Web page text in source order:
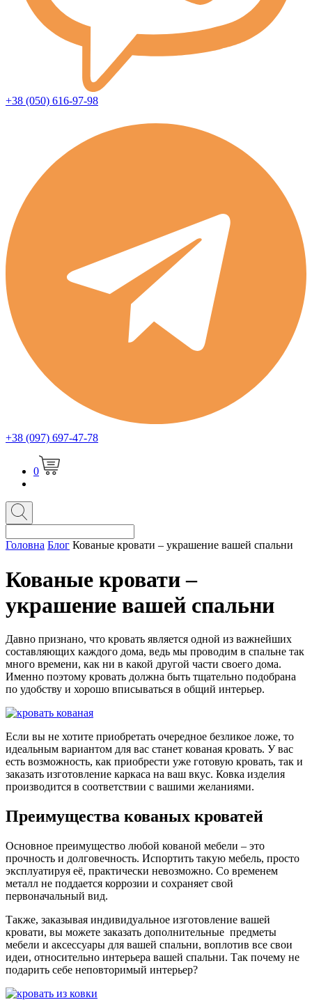
+38 (050) 616-97-98
+38 (097) 697-47-78
0
Головна Блог Кованые кровати – украшение вашей спальни
Кованые кровати –
украшение вашей спальни
Давно признано, что кровать является одной из важнейших
составляющих каждого дома, ведь мы проводим в спальне так
много времени, как ни в какой другой части своего дома.
Именно поэтому кровать должна быть тщательно подобрана
по удобству и хорошо вписываться в общий интерьер.
Если вы не хотите приобретать очередное безликое ложе, то
идеальным вариантом для вас станет кованая кровать. У вас
есть возможность, как приобрести уже готовую кровать, так и
заказать изготовление каркаса на ваш вкус. Ковка изделия
производится в соответствии с вашими желаниями.
Преимущества кованых кроватей
Основное преимущество любой кованой мебели – это
прочность и долговечность. Испортить такую мебель, просто
эксплуатируя её, практически невозможно. Со временем
металл не поддается коррозии и сохраняет свой
первоначальный вид.
Также, заказывая индивидуальное изготовление вашей
кровати, вы можете заказать дополнительные предметы
мебели и аксессуары для вашей спальни, воплотив все свои
идеи, относительно интерьера вашей спальни. Так почему не
подарить себе неповторимый интерьер?